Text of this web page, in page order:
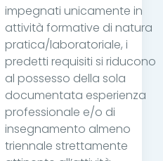
impegnati unicamente in
attività formative di natura
pratica/laboratoriale, i
predetti requisiti si riducono
al possesso della sola
documentata esperienza
professionale e/o di
insegnamento almeno
triennale strettamente